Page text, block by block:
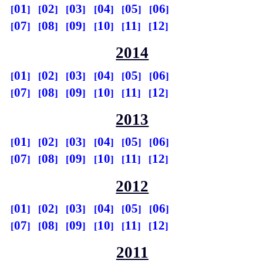
01 02 03 04 05
06
07
08 09 10 11 12
2014
01 02 03 04 05
06
07
08 09 10 11 12
2013
01 02 03 04 05
06
07
08 09 10 11 12
2012
01 02 03 04 05
06
07
08 09 10 11 12
2011